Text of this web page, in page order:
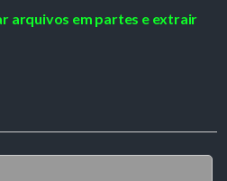
arquivos em partes e extrair